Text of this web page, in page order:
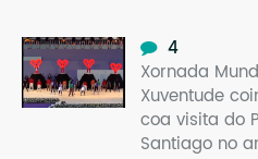
4
Xornada
Xuventude
coa visita do
Santiago no